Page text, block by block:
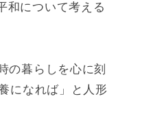
和について考える
の暮らしを心に刻
になれば」と人形